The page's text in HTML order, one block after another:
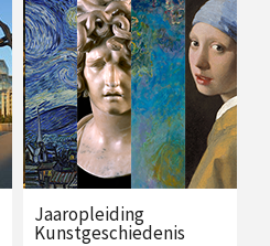
€ 27.50
vanaf 12
aug.
Op locatie
Jaaropleiding
Kunstgeschiedenis